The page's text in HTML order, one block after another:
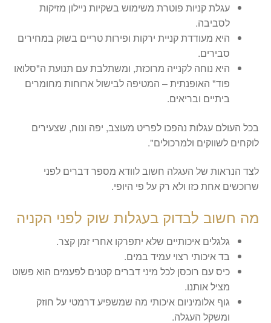
עגלת קניות פוטרת משימוש בשקיות ניילון מזיקות
לסביבה.
היא מעודדת קניית ירקות ופירות טריים בשוק במחירים
סבירים.
היא נוחה לקנייה מרוכזת, ומשתלבת עם תנועת ה"סלואו
פוד" האופנתית – המטיפה לבישול ארוחות מחומרים
ביתיים ובריאים.
בכל העולם עגלות נהפכו לפריט מעוצב, יפה ונוח, שצעירים
לוקחים לשווקים ולמרכולים".
לצד הנראות של העגלה חשוב לוודא מספר דברים לפני
שרוכשים אחת כזו ולא רק על פי היופי.
מה חשוב לבדוק בעגלות שוק לפני הקניה
גלגלים איכותיים שלא יתפרקו אחרי זמן קצר.
בד איכותי רצוי עמיד במים.
כיס עם רוכסן לכל מיני דברים קטנים לפעמים הוא פשוט
מציל אותנו.
גוף אלומיניום איכותי מה שמשפיע דרמטי על חוזק
ומשקל העגלה.